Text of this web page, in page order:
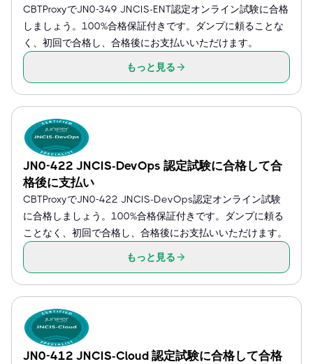
CBTProxyでJN0-349 JNCIS-ENT認定オンライン試験に合格
しましょう。100%合格保証付きです。ダンプに頼ることな
く、初回で合格し、合格後にお支払いいただけます。
もっと見る
JN0-422 JNCIS-DevOps 認定試験に合格して合
格後に支払い
CBTProxyでJN0-422 JNCIS-DevOps認定オンライン試験
に合格しましょう。100%合格保証付きです。ダンプに頼る
ことなく、初回で合格し、合格後にお支払いいただけます。
もっと見る
JN0-412 JNCIS-Cloud 認定試験に合格して合格